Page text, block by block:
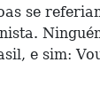
se
e sim: